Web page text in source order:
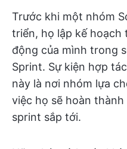
Trước khi một nhóm
triển, họ lập kế hoạch
động của mình trong
Sprint. Sự kiện hợp
này là nơi nhóm lựa
việc họ sẽ hoàn
sprint sắp tới.